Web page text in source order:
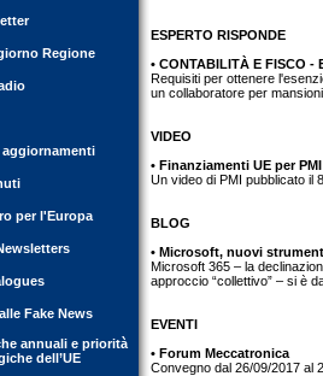
Regione
per l'Europa
Fake News
annuali e priorità
dell’UE
ESPERTO RISPONDE
• CONTABILITÀ E FISCO
Requisiti per ottenere
un collaboratore per
VIDEO
• Finanziamenti UE per PMI
Un video di PMI pubblicato il
BLOG
• Microsoft, nuovi
Microsoft 365 – la
approccio “collettivo” – si è
EVENTI
• Forum Meccatronica
Convegno dal 26/09/2017 al